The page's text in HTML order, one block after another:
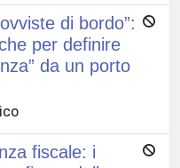
di bordo”:
per definire
da un porto
fiscale: i